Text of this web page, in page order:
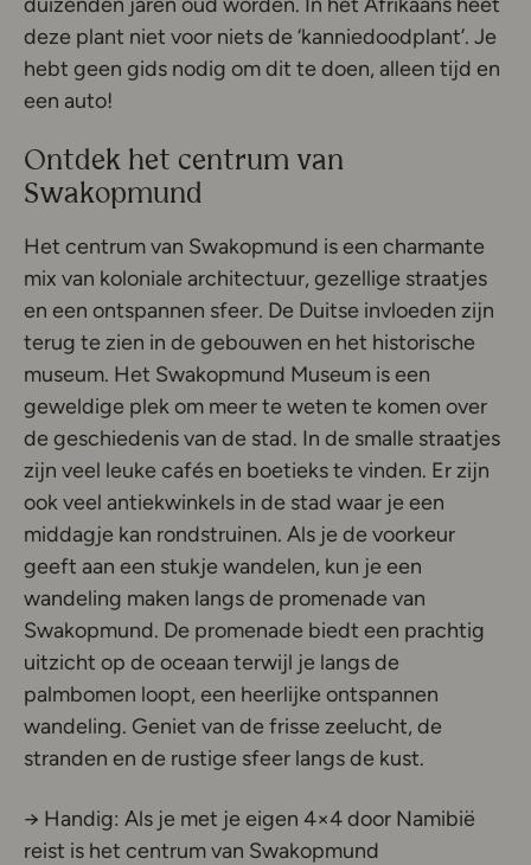
deze plant niet voor niets de ‘kanniedoodplant’. Je
hebt geen gids nodig om dit te doen, alleen tijd en
een auto!
Ontdek het centrum van
Swakopmund
Het centrum van Swakopmund is een charmante
mix van koloniale architectuur, gezellige straatjes
en een ontspannen sfeer. De Duitse invloeden zijn
terug te zien in de gebouwen en het historische
museum. Het Swakopmund Museum is een
geweldige plek om meer te weten te komen over
de geschiedenis van de stad. In de smalle straatjes
zijn veel leuke cafés en boetieks te vinden. Er zijn
ook veel antiekwinkels in de stad waar je een
middagje kan rondstruinen. Als je de voorkeur
geeft aan een stukje wandelen, kun je een
wandeling maken langs de promenade van
Swakopmund. De promenade biedt een prachtig
uitzicht op de oceaan terwijl je langs de
palmbomen loopt, een heerlijke ontspannen
wandeling. Geniet van de frisse zeelucht, de
stranden en de rustige sfeer langs de kust.
→ Handig: Als je met je eigen 4×4 door Namibië
reist is het centrum van Swakopmund